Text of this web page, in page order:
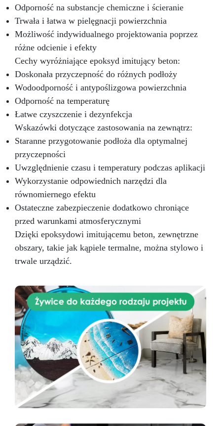
Odporność na substancje chemiczne i ścieranie
Trwała i łatwa w pielęgnacji powierzchnia
Możliwość indywidualnego projektowania poprzez
różne odcienie i efekty
Cechy wyróżniające epoksyd imitujący beton:
Doskonała przyczepność do różnych podłoży
Wodoodporność i antypoślizgowa powierzchnia
Odporność na temperaturę
Łatwe czyszczenie i dezynfekcja
Wskazówki dotyczące zastosowania na zewnątrz:
Staranne przygotowanie podłoża dla optymalnej
przyczepności
Uwzględnienie czasu i temperatury podczas aplikacji
Wykorzystanie odpowiednich narzędzi dla
równomiernego efektu
Ostateczne zabezpieczenie dodatkowo chroniące
przed warunkami atmosferycznymi
Dzięki epoksydowi imitującemu beton, zewnętrzne
obszary, takie jak kąpiele termalne, można stylowo i
trwale urządzić.